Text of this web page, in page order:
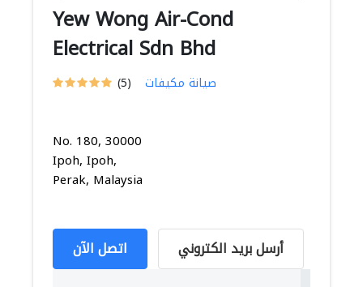
Yew Wong Air-Cond
Electrical Sdn Bhd
(5) صيانة مكيفات
No. 180, 30000
Ipoh, Ipoh,
Perak, Malaysia
اتصل الآن أرسل بريد الكتروني